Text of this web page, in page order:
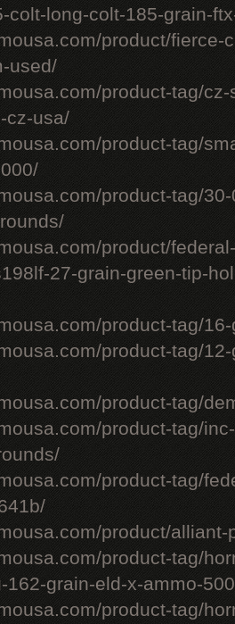
colt-long-colt-185-grain-
product/fierce-
used/
product-tag/
cz-usa/
product-tag/
product-tag/
product/
27-grain-green-tip-
product-tag/
product-tag/
product-tag/
product-tag/
product-tag/
product/alliant-
product-tag/
162-grain-eld-x-ammo-
product-tag/